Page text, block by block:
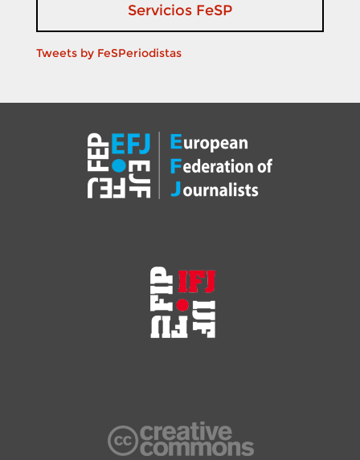
Servicios FeSP
Tweets by FeSPeriodistas